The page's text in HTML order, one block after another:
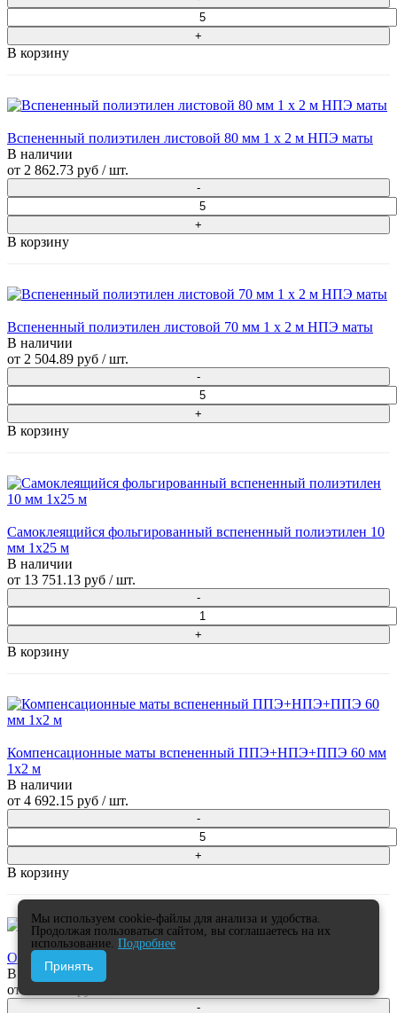
В корзину
Вспененный полиэтилен листовой 80 мм 1 х 2 м НПЭ маты
В наличии
от 2 862.73 руб / шт.
В корзину
Вспененный полиэтилен листовой 70 мм 1 х 2 м НПЭ маты
В наличии
от 2 504.89 руб / шт.
В корзину
Самоклеящийся фольгированный вспененный полиэтилен 10
мм 1x25 м
В наличии
от 13 751.13 руб / шт.
В корзину
Компенсационные маты вспененный ППЭ+НПЭ+ППЭ 60 мм
1x2 м
В наличии
от 4 692.15 руб / шт.
В корзину
Отражающая клейкая изоляция (Фольга) 10 мм, 0,6x15 м
В наличии
от
Мы используем cookie-файлы для анализа и удобства.
Продолжая пользоваться сайтом, вы соглашаетесь на их
использование. Подробнее
Принять